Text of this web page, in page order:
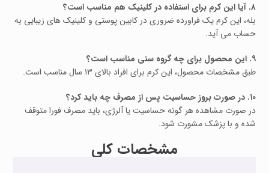
۸. آیا این کرم برای استفاده در کلینیک هم مناسب است؟
بله، این کرم یک فراورده ضروری در کابین پوستی و کلینیک‌ های زیبایی به‌
حساب می‌ آید.
۹. این محصول برای چه گروه سنی مناسب است؟
طبق مشخصات محصول، این کرم برای افراد بالای ۱۳ سال مناسب است.
۱۰. در صورت بروز حساسیت پس از مصرف چه باید کرد؟
در صورت مشاهده هر گونه حساسیت یا آلرژی، باید مصرف فورا متوقف
شده و با پزشک مشورت شود.
مشخصات کلی